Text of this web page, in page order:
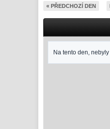
« PŘEDCHOZÍ DEN
Na tento den,